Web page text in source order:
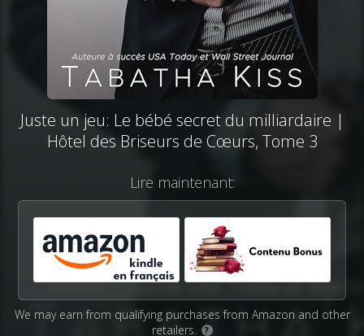
Juste un jeu: Le bébé secret du milliardaire |
Hôtel des Briseurs de Cœurs, Tome 3
Lire maintenant:
We may earn from qualifying purchases from Amazon and other
retailers.
?